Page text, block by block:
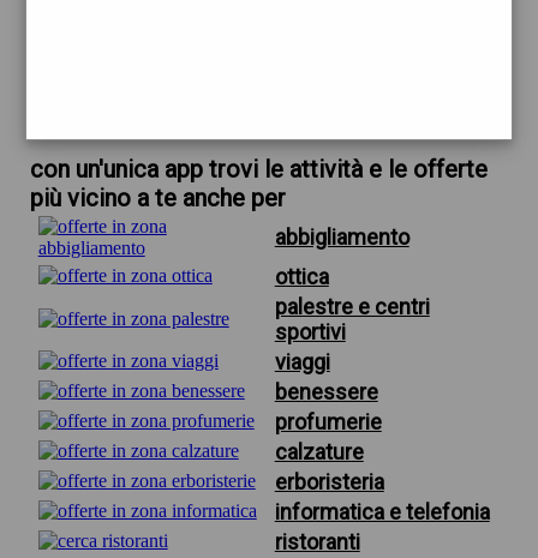
con un'unica app trovi le attività e le offerte
più vicino a te anche per
abbigliamento
ottica
palestre e centri
sportivi
viaggi
benessere
profumerie
calzature
erboristeria
informatica e telefonia
ristoranti